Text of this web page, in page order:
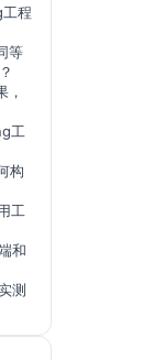
程
等
，
工
构
工
和
测